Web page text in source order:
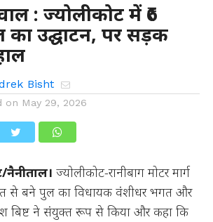
: ज्योलीकोट में ₹6
उद्घाटन, पर सड़क
Bisht
on May 29, 2026
नैनीताल। ज्योलीकोट-रानीबाग मोटर मार्ग
से बने पुल का विधायक वंशीधर भगत और
बिष्ट ने संयुक्त रूप से किया और कहा कि